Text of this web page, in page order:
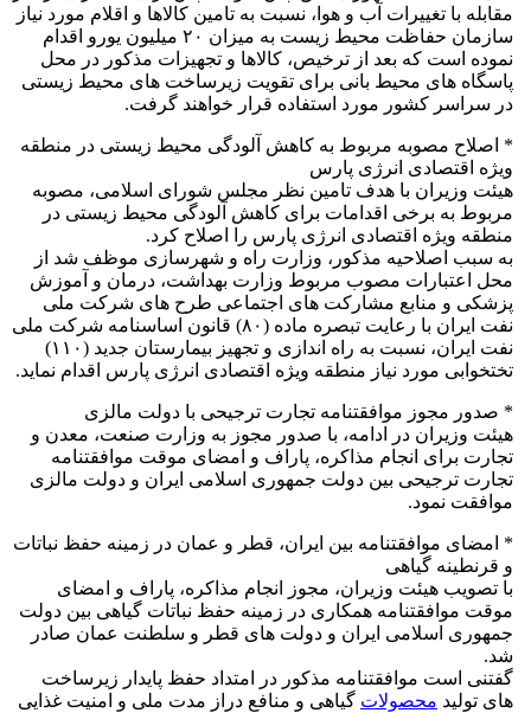
مقابله با تغییرات آب و هوا، نسبت به تامین کالاها و اقلام مورد نیاز
سازمان حفاظت محیط زیست به میزان ۲۰ میلیون یورو اقدام
نموده است که بعد از ترخیص، کالاها و تجهیزات مذکور در محل
پاسگاه های محیط بانی برای تقویت زیرساخت های محیط زیستی
در سراسر کشور مورد استفاده قرار خواهند گرفت.
* اصلاح مصوبه مربوط به کاهش آلودگی محیط زیستی در منطقه
ویژه اقتصادی انرژی پارس
هیئت وزیران با هدف تامین نظر مجلس شورای اسلامی، مصوبه
مربوط به برخی اقدامات برای کاهش آلودگی محیط زیستی در
منطقه ویژه اقتصادی انرژی پارس را اصلاح کرد.
به سبب اصلاحیه مذکور، وزارت راه و شهرسازی موظف شد از
محل اعتبارات مصوب مربوط وزارت بهداشت، درمان و آموزش
پزشکی و منابع مشارکت های اجتماعی طرح های شرکت ملی
نفت ایران با رعایت تبصره ماده (۸۰) قانون اساسنامه شرکت ملی
نفت ایران، نسبت به راه اندازی و تجهیز بیمارستان جدید (۱۱۰)
تختخوابی مورد نیاز منطقه ویژه اقتصادی انرژی پارس اقدام نماید.
* صدور مجوز موافقتنامه تجارت ترجیحی با دولت مالزی
هیئت وزیران در ادامه، با صدور مجوز به وزارت صنعت، معدن و
تجارت برای انجام مذاکره، پاراف و امضای موقت موافقتنامه
تجارت ترجیحی بین دولت جمهوری اسلامی ایران و دولت مالزی
موافقت نمود.
* امضای موافقتنامه بین ایران، قطر و عمان در زمینه حفظ نباتات
و قرنطینه گیاهی
با تصویب هیئت وزیران، مجوز انجام مذاکره، پاراف و امضای
موقت موافقتنامه همکاری در زمینه حفظ نباتات گیاهی بین دولت
جمهوری اسلامی ایران و دولت های قطر و سلطنت عمان صادر
شد.
گفتنی است موافقتنامه مذکور در امتداد حفظ پایدار زیرساخت
های تولید محصولات گیاهی و منافع دراز مدت ملی و امنیت غذایی